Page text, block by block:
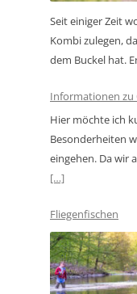
Seit einiger Zeit
Kombi zulegen,
dem Buckel hat.
Informationen zu
Hier möchte ich
Besonderheiten
eingehen. Da wir
[…]
Fliegenfischen